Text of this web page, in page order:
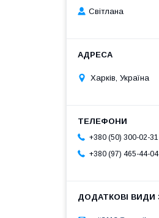
Світлана
Харків, Україна
+380 (50) 300-02-31
+380 (97) 465-44-04